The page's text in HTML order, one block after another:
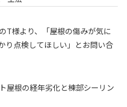
T様より、「屋根の傷みが気に
り点検してほしい」とお問い合
屋根の経年劣化と棟部シーリン